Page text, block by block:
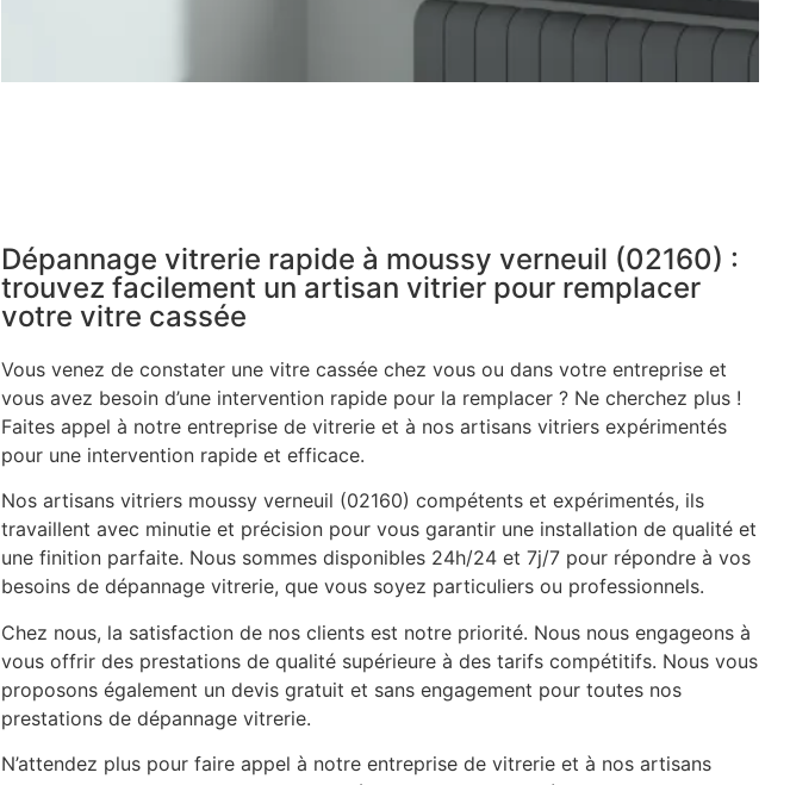
Dépannage vitrerie rapide à moussy verneuil (02160) :
trouvez facilement un artisan vitrier pour remplacer
votre vitre cassée
Vous venez de constater une vitre cassée chez vous ou dans votre entreprise et
vous avez besoin d’une intervention rapide pour la remplacer ? Ne cherchez plus !
Faites appel à notre entreprise de vitrerie et à nos artisans vitriers expérimentés
pour une intervention rapide et efficace.
Nos artisans vitriers moussy verneuil (02160) compétents et expérimentés, ils
travaillent avec minutie et précision pour vous garantir une installation de qualité et
une finition parfaite. Nous sommes disponibles 24h/24 et 7j/7 pour répondre à vos
besoins de dépannage vitrerie, que vous soyez particuliers ou professionnels.
Chez nous, la satisfaction de nos clients est notre priorité. Nous nous engageons à
vous offrir des prestations de qualité supérieure à des tarifs compétitifs. Nous vous
proposons également un devis gratuit et sans engagement pour toutes nos
prestations de dépannage vitrerie.
N’attendez plus pour faire appel à notre entreprise de vitrerie et à nos artisans